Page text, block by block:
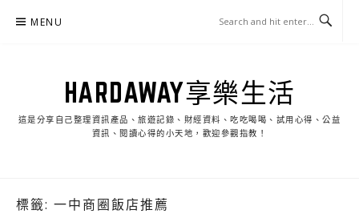
MENU
HARDAWAY享樂生活
這是分享自己整理資訊產品、旅遊記錄、財經資料、吃吃喝喝、試用心得、公益
資訊、閱讀心得的小天地，歡迎參觀指教！
標籤: 一中商圈飯店推薦